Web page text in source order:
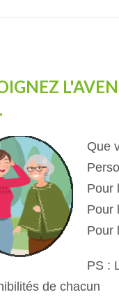
Que
Pour
Pour
Pour
PS :
de chacun